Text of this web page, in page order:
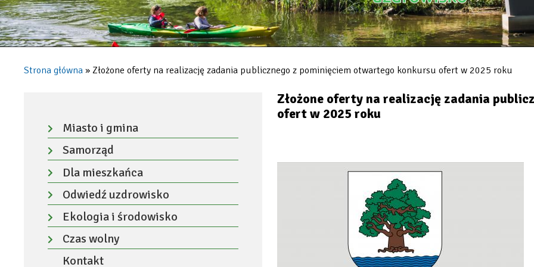
2025
roku
Konstancin-
Strona główna Złożone oferty na realizację zadania publicznego z pominięciem otwartego konkursu ofert w 2025 roku
lewa
kolumna
Rozwiń
menu
Miasto i gmina
Rozwiń
menu
Samorząd
Rozwiń
menu
Dla mieszkańca
Rozwiń
menu
Odwiedź uzdrowisko
Rozwiń
menu
Ekologia i środowisko
Rozwiń
menu
Czas wolny
Kontakt
Złożone oferty na realizację zadania
ofert w 2025 roku